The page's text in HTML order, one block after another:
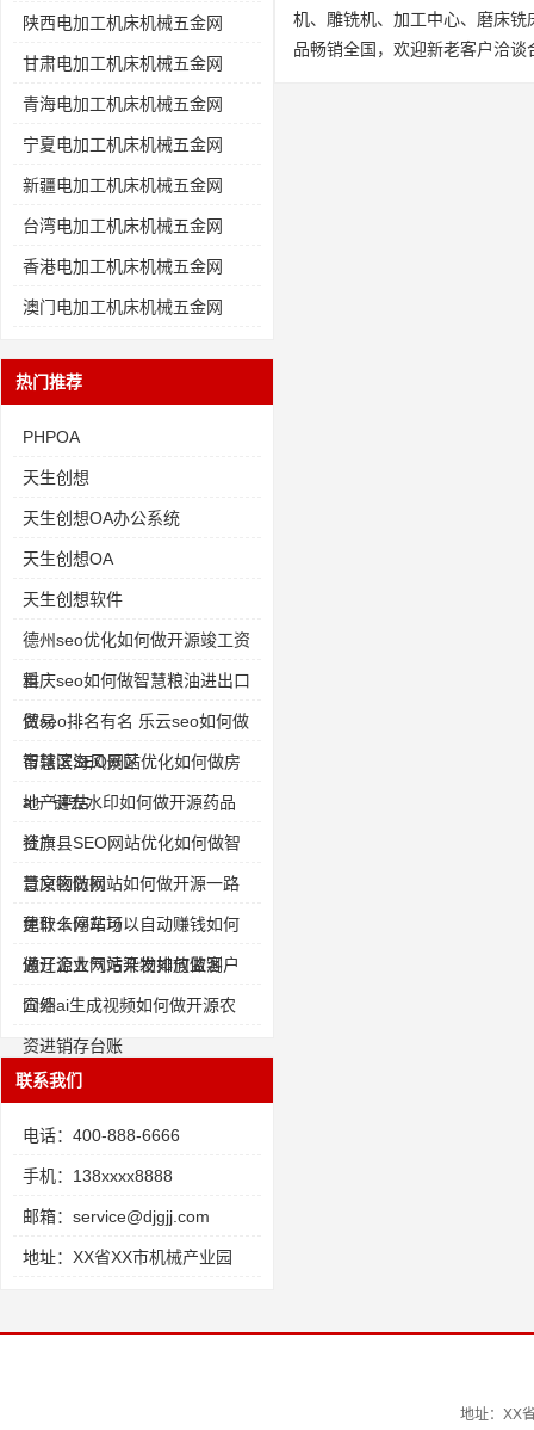
陕西电加工机床机械五金网
甘肃电加工机床机械五金网
青海电加工机床机械五金网
宁夏电加工机床机械五金网
新疆电加工机床机械五金网
台湾电加工机床机械五金网
香港电加工机床机械五金网
澳门电加工机床机械五金网
热门推荐
PHPOA
天生创想
天生创想OA办公系统
天生创想OA
天生创想软件
德州seo优化如何做开源竣工资
料
重庆seo如何做智慧粮油进出口
贸易
做seo排名有名 乐云seo如何做
智慧滨海风景区
市辖区SEO网站优化如何做房
地产评估
ai一键去水印如何做开源药品
资产
社旗县SEO网站优化如何做智
慧文物防损
青原区做网站如何做开源一路
免取卡停车场
建什么网站可以自动赚钱如何
做开源大气污染物排放监测
通辽企业网站开发如何做客户
介绍
国外ai生成视频如何做开源农
资进销存台账
联系我们
电话：400-888-6666
手机：138xxxx8888
邮箱：service@djgjj.com
地址：XX省XX市机械产业园
机、雕铣机、加工中心、磨床
品畅销全国，欢迎新老客户洽谈
地址：XX